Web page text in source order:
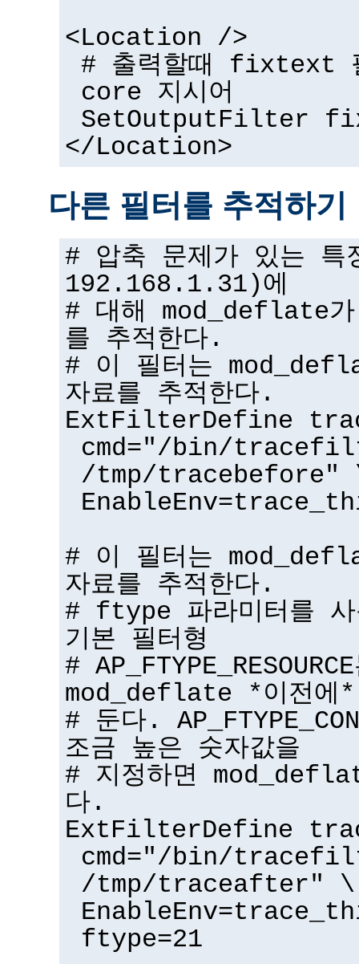
<Location />
# 출력할때 fixtext
core 지시어
SetOutputFilter
</Location>
다른 필터를 추적하기
# 압축 문제가 있는 특
192.168.1.31)에
# 대해 mod_deflate
를 추적한다.
# 이 필터는
자료를 추적한다.
ExtFilterDefine
cmd="/bin/
/tmp/tracebefore"
# 이 필터는
자료를 추적한다.
# ftype 파라미터를 사
기본 필터형
#
mod_deflate *이전에*
# 둔다.
조금 높은 숫자값을
# 지정하면
다.
ExtFilterDefine
cmd="/bin/
/tmp/traceafter" \
ftype=21